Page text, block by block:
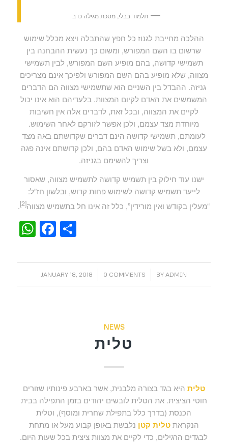
—תלמוד בבלי, מסכת מגילה כו ב
ההלכה מחייבת לגנוז כל חפץ שהתבלה ויצא מכלל שימוש
שרשום בו השם המפורש, ומשום כך נעשית ההבחנה בין
תשמישי קדושה, בהם מופיע השם המפורש, לבין תשמישי
מצווה, שלא מופיע בהם השם המפורש ולפיכך אינם מצריכים
גניזה. ההבדל בין השניים הוא שתשמישי מצווה הם הדברים
המשמשים את האדם לקיום המצוות. בלעדיהם הוא אינו יכול
לקיים את המצווה, ובכל זאת, לדברים אלה אין חשיבות
מיוחדת מצד עצמם, ולכן אפשר לזורקם לאחר השימוש.
לעומתם, תשמישי קדושה הינם דברים שקדושתם באה מצד
עצמם, ולא בשל שימוש האדם בהם, ולכן קדושתם אינה פגה
וצריך להשימם בגניזה.
ישנו עוד חילוק בין תשמיש קדושה לתשמיש מצווה, שאסור
לייעד תשמיש קדושה לשימוש פחות קדוש, ובלשון חז”ל:
“מעלין בקודש ואין מורידין”, כלל זה אינו חל בתשמיש מצווה[2]
.
WhatsApp
Facebook
Share
JANUARY 18, 2018
/ 0 COMMENTS
/ BY ADMIN
NEWS
טלית
טלית היא בגד בצורה מלבנית, אשר בארבע פינותיו שזורים
חוטי הציצית. את הטלית לובשים יהודים בזמן התפילה בבית
הכנסת (בדרך כלל בתפילת שחרית ומוסף), וטלית
הנקראתטלית קטן נלבשת באופן קבוע מעל או מתחת
לבגדים הרגילים, כדי לקיים את מצוות ציצית בכל שעות היום.